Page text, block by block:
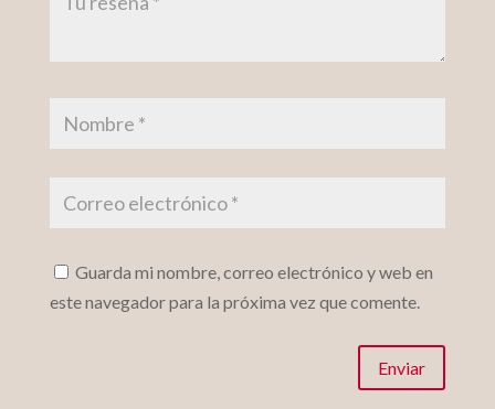
Guarda mi nombre, correo electrónico y web en
este navegador para la próxima vez que comente.
Enviar